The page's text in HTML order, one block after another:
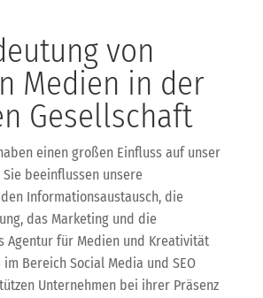
von
Medien in der
Gesellschaft
einen großen Einfluss auf unser
beeinflussen unsere
Informationsaustausch, die
das Marketing und die
Agentur für Medien und Kreativität
Bereich Social Media und SEO
Unternehmen bei ihrer Präsenz